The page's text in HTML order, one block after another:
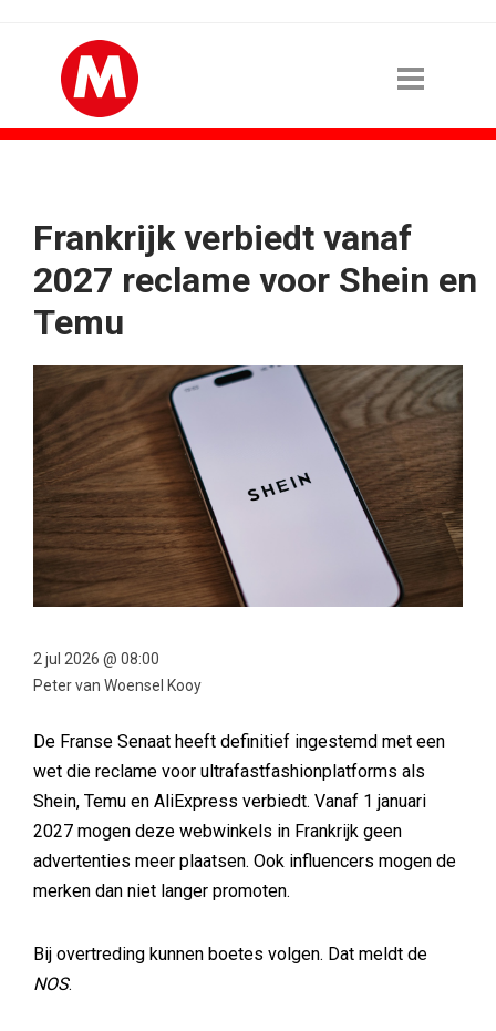
Frankrijk verbiedt vanaf
2027 reclame voor Shein en
Temu
2 jul 2026 @ 08:00
Peter van Woensel Kooy
De Franse Senaat heeft definitief ingestemd met een
wet die reclame voor ultrafastfashionplatforms als
Shein, Temu en AliExpress verbiedt. Vanaf 1 januari
2027 mogen deze webwinkels in Frankrijk geen
advertenties meer plaatsen. Ook influencers mogen de
merken dan niet langer promoten.
Bij overtreding kunnen boetes volgen. Dat meldt de
NOS.